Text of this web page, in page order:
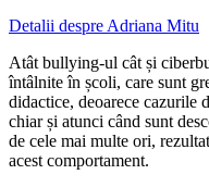
Detalii despre Adriana Mitu
Atât bullying-ul cât și
întâlnite în școli, care sunt
didactice, deoarece cazurile
chiar și atunci când sunt
de cele mai multe ori,
acest comportament.